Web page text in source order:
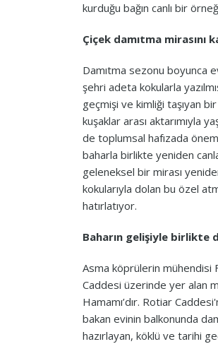
kurduğu bağın canlı bir
Çiçek damıtma mirasını
Damıtma sezonu boyunca
şehri adeta kokularla
geçmişi ve kimliği taşıyan
kuşaklar arası aktarımıyla
de toplumsal hafızada
baharla birlikte yeniden
geleneksel bir mirası
kokularıyla dolan bu özel
hatırlatıyor.
Baharın gelişiyle birlikte
Asma köprülerin mühendisi
Caddesi üzerinde yer alan
Hamamı’dır. Rotiar
bakan evinin balkonunda
hazırlayan, köklü ve tarihi